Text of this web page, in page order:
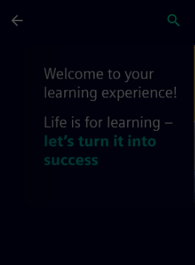
arrow_back search
Om os - Regionale